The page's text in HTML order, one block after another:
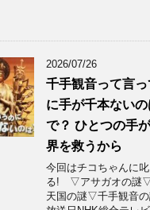
2026/07/26
千手観音って言
に手が千本ない
で？ ひとつの手
界を救うから
今回はチコちゃんに
る! ▽アサガオの謎
天国の謎▽千手観音